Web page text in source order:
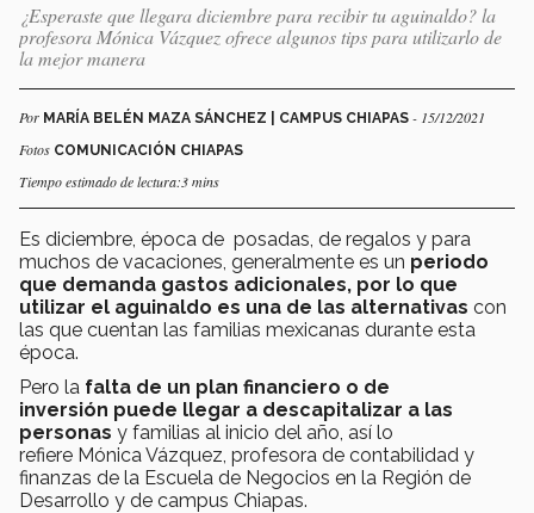
¿Esperaste que llegara diciembre para recibir tu aguinaldo? la
profesora Mónica Vázquez ofrece algunos tips para utilizarlo de
la mejor manera
Por MARÍA BELÉN MAZA SÁNCHEZ | CAMPUS CHIAPAS - 15/12/2021
Fotos COMUNICACIÓN CHIAPAS
Tiempo estimado de lectura:3 mins
Es diciembre, época de posadas, de regalos y para
muchos de vacaciones, generalmente es un periodo
que demanda gastos adicionales, por lo que
utilizar el aguinaldo es una de las alternativas con
las que cuentan las familias mexicanas durante esta
época.
Pero la falta de un plan financiero o de
inversión puede llegar a descapitalizar a las
personas y familias al inicio del año, así lo
refiere Mónica Vázquez, profesora de contabilidad y
finanzas de la Escuela de Negocios en la Región de
Desarrollo y de campus Chiapas.